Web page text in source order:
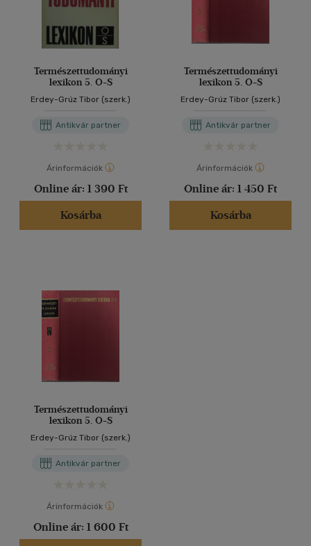
Természettudományi
lexikon 5. O-S
Erdey-Grúz Tibor (szerk.)
Antikvár partner
Árinformációk
Online ár: 1 390 Ft
Kosárba
Természettudományi
lexikon 5. O-S
Erdey-Grúz Tibor (szerk.)
Antikvár partner
Árinformációk
Online ár: 1 450 Ft
Kosárba
Természettudományi
lexikon 5. O-S
Erdey-Grúz Tibor (szerk.)
Antikvár partner
Árinformációk
Online ár: 1 600 Ft